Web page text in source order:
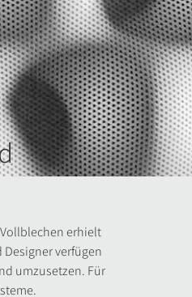
erhielt
verfügen
umzusetzen. Für